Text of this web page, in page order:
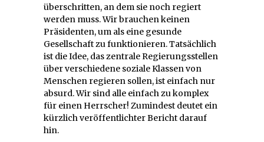
überschritten, an dem sie noch regiert
werden muss. Wir brauchen keinen
Präsidenten, um als eine gesunde
Gesellschaft zu funktionieren. Tatsächlich
ist die Idee, das zentrale Regierungsstellen
über verschiedene soziale Klassen von
Menschen regieren sollen, ist einfach nur
absurd. Wir sind alle einfach zu komplex
für einen Herrscher! Zumindest deutet ein
kürzlich veröffentlichter Bericht darauf
hin.